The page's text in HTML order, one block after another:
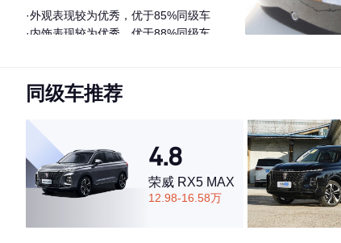
·外观表现较为优秀，优于85%同级车
·内饰表现较为优秀，优于88%同级车
同级车推荐
4.8
荣威 RX5 MAX
12.98-16.58万